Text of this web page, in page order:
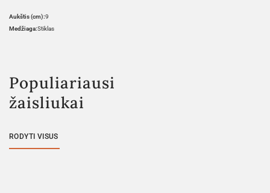
Aukštis (cm):9
Medžiaga:Stiklas
Populiariausi
žaisliukai
RODYTI VISUS